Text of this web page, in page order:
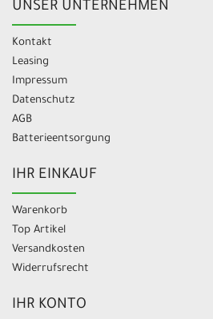
UNSER UNTERNEHMEN
Kontakt
Leasing
Impressum
Datenschutz
AGB
Batterieentsorgung
IHR EINKAUF
Warenkorb
Top Artikel
Versandkosten
Widerrufsrecht
IHR KONTO